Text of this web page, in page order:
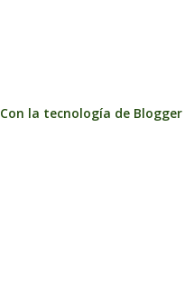
Con la tecnología de Blogger